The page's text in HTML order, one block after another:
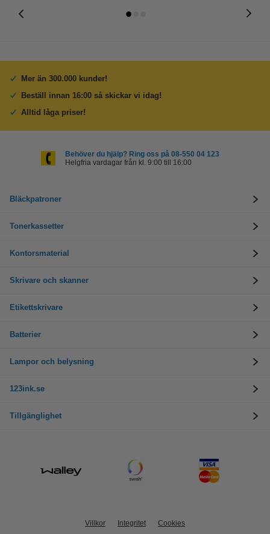
Mer än 300.000 kunder!
Beställ innan 16:00 så skickar vi idag!
Alltid låga priser!
Behöver du hjälp? Ring oss på 08-550 04 123
Helgfria vardagar från kl. 9:00 till 16:00
Bläckpatroner
Tonerkassetter
Kontorsmaterial
Skrivare och skanner
Etikettskrivare
Batterier
Lampor och belysning
123ink.se
Tillgänglighet
Villkor Integritet Cookies